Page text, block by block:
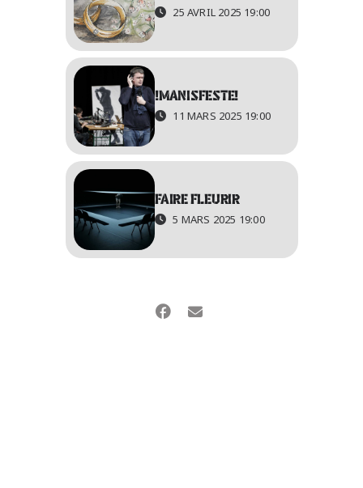
25 AVRIL 2025 19:00
!MANISFESTE!
11 MARS 2025 19:00
FAIRE FLEURIR
5 MARS 2025 19:00